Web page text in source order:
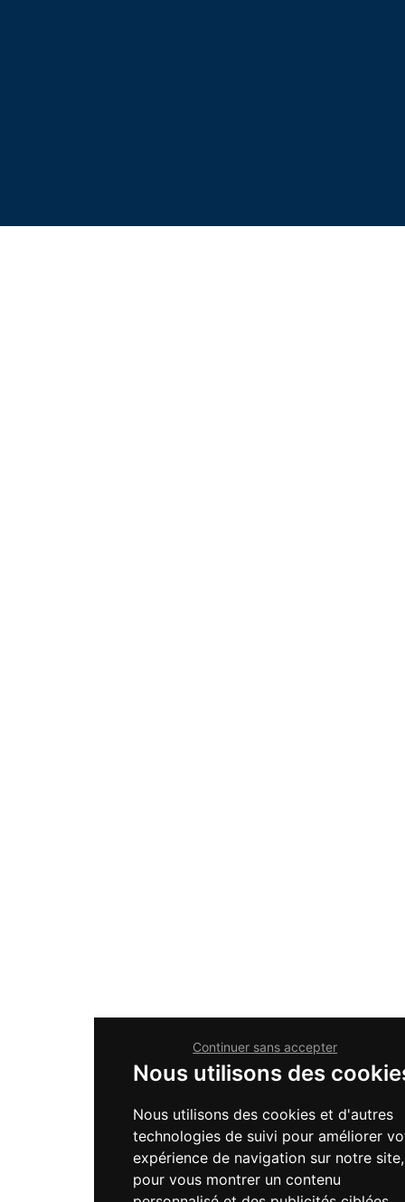
Nous utilisons des
Nous utilisons des cookies et d'autres
technologies de suivi pour améliorer
expérience de navigation sur notre site,
pour vous montrer un contenu
Continuer sans accepter